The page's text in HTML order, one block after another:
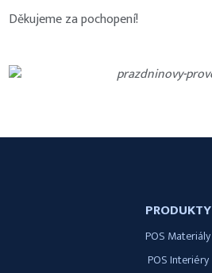
Děkujeme za pochopení!
PRODUKTY
POS Materiály
POS Interiéry